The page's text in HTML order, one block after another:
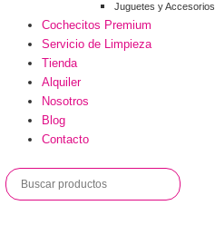
Juguetes y Accesorios
Cochecitos Premium
Servicio de Limpieza
Tienda
Alquiler
Nosotros
Blog
Contacto